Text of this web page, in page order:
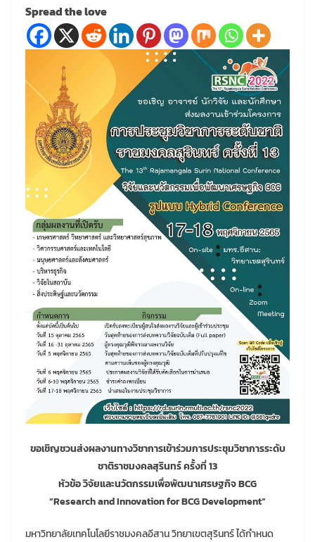
Spread the love
ขอเชิญชวนส่งผลงานทางวิชาการเข้าร่วมการประชุมวิชาการระดับ
ชาติราชมงคลสุรินทร์ ครั้งที่ 13
หัวข้อ วิจัยและนวัตกรรมเพื่อพัฒนาเศรษฐกิจ BCG
“Research and Innovation for BCG Development”
มหาวิทยาลัยเทคโนโลยีราชมงคลอีสาน วิทยาเขตสุรินทร์ ได้กำหนด